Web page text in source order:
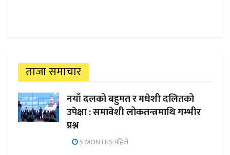
ताजा समाचार
नयाँ दलको बहुमत र मधेशी दलितको
उपेक्षा : समावेशी लोकतन्त्रमाथि गम्भीर
प्रश्न
5 MONTHS पहिले